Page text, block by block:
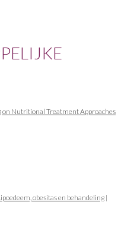
on Nutritional Treatment Approaches
obesitas en behandeling|